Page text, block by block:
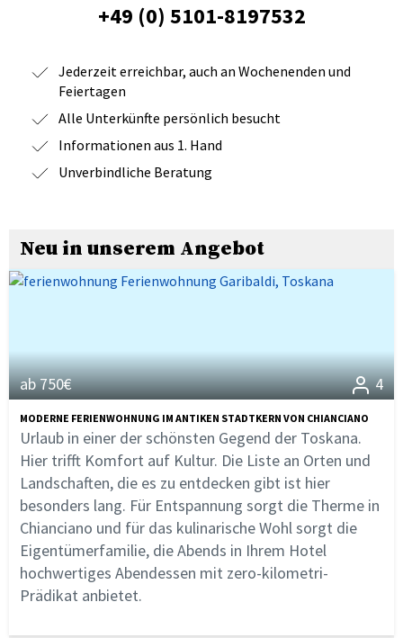
+49 (0) 5101-8197532
Jederzeit erreichbar, auch an Wochenenden und
Feiertagen
Alle Unterkünfte persönlich besucht
Informationen aus 1. Hand
Unverbindliche Beratung
Neu in unserem Angebot
ab 750€ 4
MODERNE FERIENWOHNUNG IM ANTIKEN STADTKERN VON CHIANCIANO
Urlaub in einer der schönsten Gegend der Toskana.
Hier trifft Komfort auf Kultur. Die Liste an Orten und
Landschaften, die es zu entdecken gibt ist hier
besonders lang. Für Entspannung sorgt die Therme in
Chianciano und für das kulinarische Wohl sorgt die
Eigentümerfamilie, die Abends in Ihrem Hotel
hochwertiges Abendessen mit zero-kilometri-
Prädikat anbietet.